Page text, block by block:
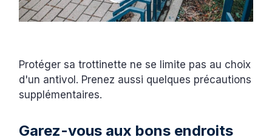
Protéger sa trottinette ne se limite pas au choix
d'un antivol. Prenez aussi quelques précautions
supplémentaires.
Garez-vous aux bons endroits